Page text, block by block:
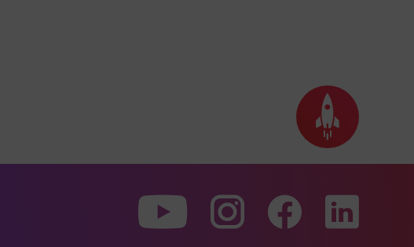
Seite
nach
oben
Zu
unserer
Zu
unserer
Zu
unserer